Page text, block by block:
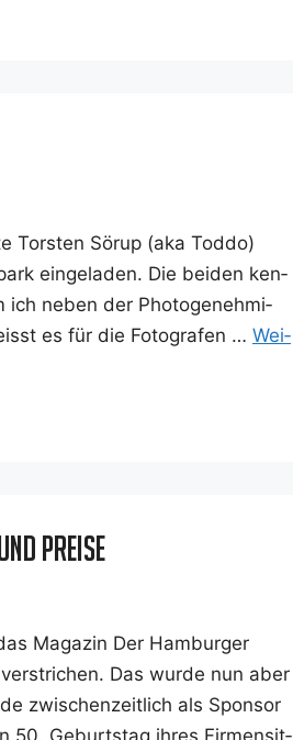
Tors­ten Sörup (aka Tod­do)
ein­ge­la­den. Die bei­den ken­
ich neben der Pho­to­ge­neh­mi­
es für die Foto­gra­fen … Wei­
Preise
Maga­zin Der Ham­bur­ger
Das wur­de nun aber
zwi­schen­zeit­lich als Spon­sor